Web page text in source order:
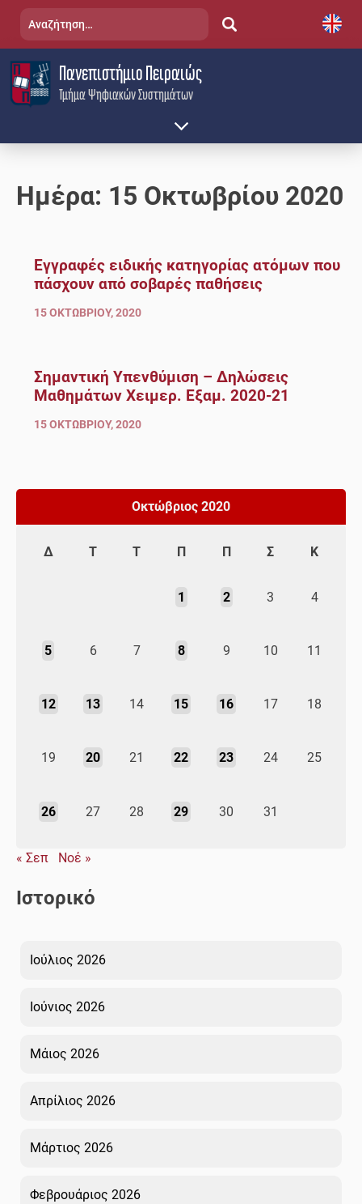
content
Τμήμα Ψηφιακών Συστημάτων
Πανεπιστήμιο Πειραιώς
Αναζήτηση
Ημέρα: 15 Οκτωβρίου 2020
Εγγραφές ειδικής κατηγορίας ατόμων που
πάσχουν από σοβαρές παθήσεις
15 ΟΚΤΩΒΡΊΟΥ, 2020
Σημαντική Υπενθύμιση – Δηλώσεις
Μαθημάτων Χειμερ. Εξαμ. 2020-21
15 ΟΚΤΩΒΡΊΟΥ, 2020
Οκτώβριος 2020
Δ Τ Τ Π Π Σ Κ
1 2 3 4
5 6 7 8 9 10 11
12 13 14 15 16 17 18
19 20 21 22 23 24 25
26 27 28 29 30 31
« Σεπ Νοέ »
Ιστορικό
Ιούλιος 2026
Ιούνιος 2026
Μάιος 2026
Απρίλιος 2026
Μάρτιος 2026
Φεβρουάριος 2026